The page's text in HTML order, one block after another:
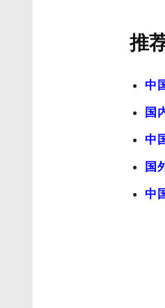
推
中
国
中
国
中